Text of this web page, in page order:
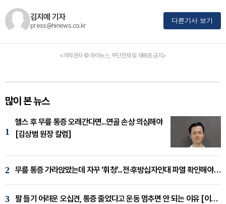
김지예 기자
press@hinews.co.kr
다른기사 보기
<저작권자 © 하이뉴스, 무단전재 및 재배포 금지>
많이 본 뉴스
1
헬스 후 무릎 통증 오래간다면...연골 손상 의심해야
[김상범 원장 칼럼]
2 무릎 통증 가라앉았는데 자꾸 '휘청'...전·후방십자인대 파열 확인해야 [곽우경 원장 칼럼]
3 팔 들기 어려운 오십견, 통증 줄었다고 운동 멈추면 안 되는 이유 [이병욱 원장 칼럼]